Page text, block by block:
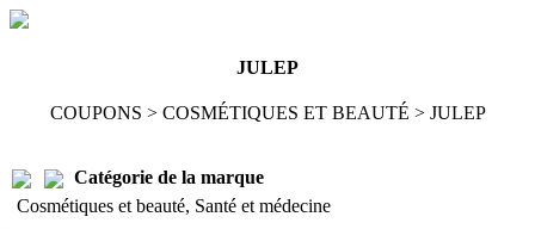
JULEP
COUPONS > COSMÉTIQUES ET BEAUTÉ > JULEP
Catégorie de la marque
Cosmétiques et beauté, Santé et médecine